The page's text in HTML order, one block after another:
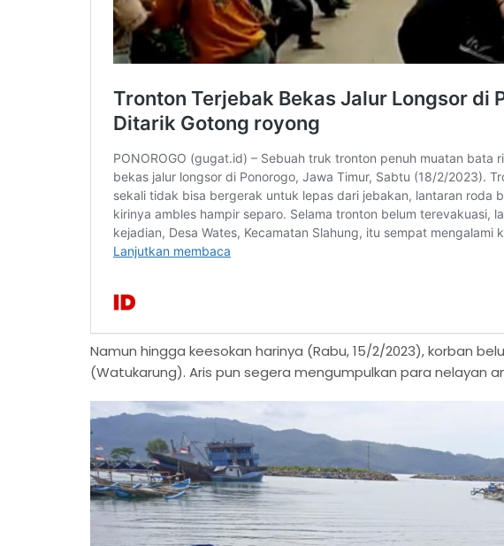
Namun hingga keesokan harinya (Rabu, 15/2/2023), korban
(Watukarung). Aris pun segera mengumpulkan para nelayan